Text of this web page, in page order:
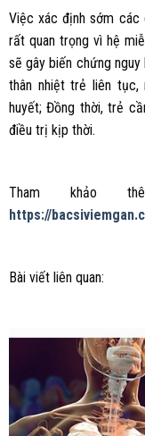
Việc xác định sớm
rất quan trọng vì hệ
sẽ gây biến chứng
thân nhiệt trẻ liên
huyết; Đồng thời, trẻ
điều trị kịp thời.
Tham khảo
https://
Bài viết liên quan: